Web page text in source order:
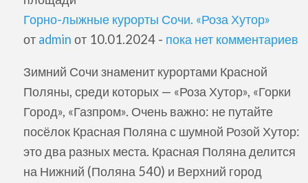
Горно-лыжные курорты Сочи. «Роза Хутор»
от admin от 10.01.2024 - пока нет комментариев
Зимний Сочи знаменит курортами Красной
Поляны, среди которых — «Роза Хутор», «Горки
Город», «Газпром». Очень важно: не путайте
посёлок Красная Поляна с шумной Розой Хутор:
это два разных места. Красная Поляна делится
на Нижний (Поляна 540) и Верхний город